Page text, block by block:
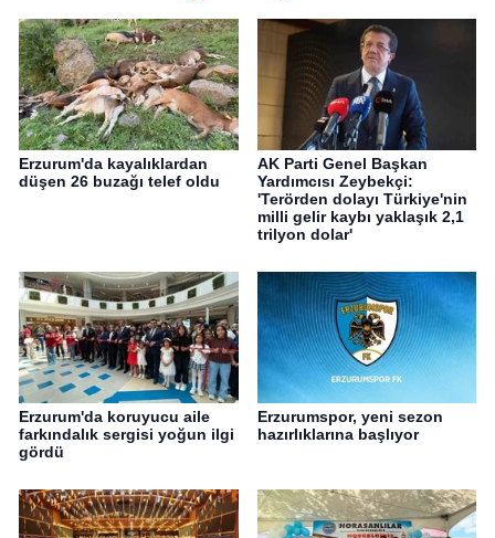
Erzurum'da kayalıklardan
düşen 26 buzağı telef oldu
AK Parti Genel Başkan
Yardımcısı Zeybekçi:
'Terörden dolayı Türkiye'nin
milli gelir kaybı yaklaşık 2,1
trilyon dolar'
Erzurum'da koruyucu aile
farkındalık sergisi yoğun ilgi
gördü
Erzurumspor, yeni sezon
hazırlıklarına başlıyor